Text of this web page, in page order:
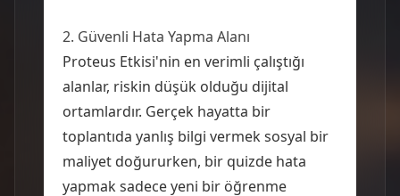
2. Güvenli Hata Yapma Alanı
Proteus Etkisi'nin en verimli çalıştığı
alanlar, riskin düşük olduğu dijital
ortamlardır. Gerçek hayatta bir
toplantıda yanlış bilgi vermek sosyal bir
maliyet doğururken, bir quizde hata
yapmak sadece yeni bir öğrenme